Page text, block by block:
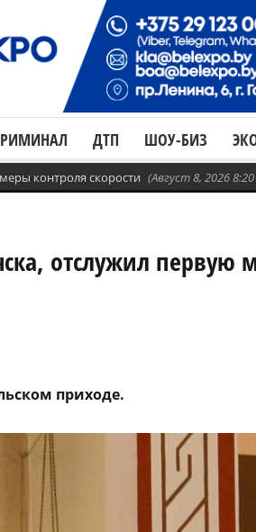
ДТП ШОУ-БИЗ
контроля скорости (Август 8, 2026
отслужил первую
приходе.